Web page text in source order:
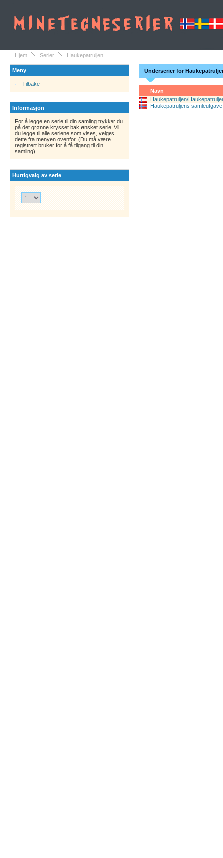
Hjem Serier Haukepatruljen
Meny
Tilbake
Informasjon
For å legge en serie til din samling trykker du
på det grønne krysset bak ønsket serie. Vil
du legge til alle seriene som vises, velges
dette fra menyen ovenfor. (Du må være
registrert bruker for å få tilgang til din
samling)
Hurtigvalg av serie
Underserier for
Navn
Haukepatruljen/
Haukepatruljens samleutgave